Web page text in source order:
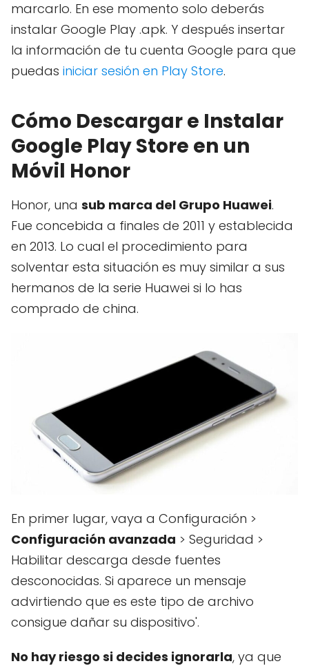
marcarlo. En ese momento solo deberás
instalar Google Play .apk. Y después insertar
la información de tu cuenta Google para que
puedas iniciar sesión en Play Store.
Cómo Descargar e Instalar
Google Play Store en un
Móvil Honor
Honor, una sub marca del Grupo Huawei.
Fue concebida a finales de 2011 y establecida
en 2013. Lo cual el procedimiento para
solventar esta situación es muy similar a sus
hermanos de la serie Huawei si lo has
comprado de china.
En primer lugar, vaya a Configuración >
Configuración avanzada > Seguridad >
Habilitar descarga desde fuentes
desconocidas. Si aparece un mensaje
advirtiendo que es este tipo de archivo
consigue dañar su dispositivo'.
No hay riesgo si decides ignorarla, ya que